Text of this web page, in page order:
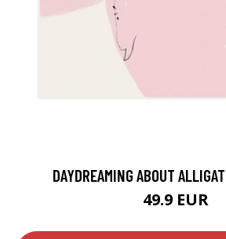
DAYDREAMING ABOUT
49.9 EUR